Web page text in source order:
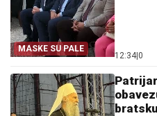
MASKE SU PALE
12:34|0